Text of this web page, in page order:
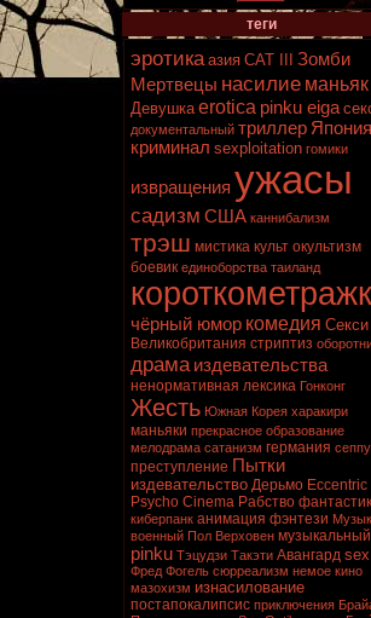
теги
эротика азия CAT III
Зомби
Мертвецы насилие маньяк
Девушка erotica pinku eiga
документальный триллер Япония
криминал sexploitation гомики
извращения ужасы
садизм США каннибализм
трэш мистика культ окультизм
боевик единоборства таиланд
чёрный юмор комедия Секси
Великобритания стриптиз
драма издевательства
ненормативная лексика Гонконг
Жесть Южная Корея харакири
маньяки прекрасное образование
мелодрама сатанизм германия
преступление Пытки
издевательство Дерьмо Eccentric
Psycho Cinema Рабство
киберпанк анимация фэнтези
военный Пол Верховен музыкальный
pinku Тэцудзи Такэти Авангард sex
Фред Фогель сюрреализм немое кино
мазохизм изнасилование
постапокалипсис приключения